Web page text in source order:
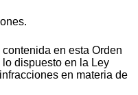
en esta Orden
dispuesto en la Ley
en materia de